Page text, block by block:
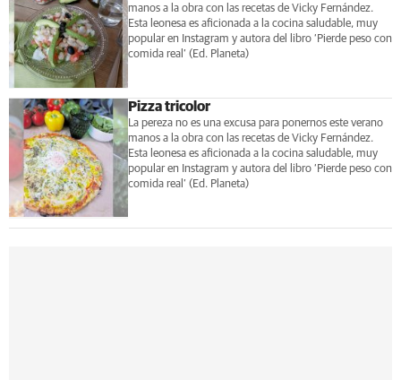
manos a la obra con las recetas de Vicky Fernández.
Esta leonesa es aficionada a la cocina saludable, muy
popular en Instagram y autora del libro ‘Pierde peso con
comida real’ (Ed. Planeta)
Pizza tricolor
La pereza no es una excusa para ponernos este verano
manos a la obra con las recetas de Vicky Fernández.
Esta leonesa es aficionada a la cocina saludable, muy
popular en Instagram y autora del libro ‘Pierde peso con
comida real’ (Ed. Planeta)